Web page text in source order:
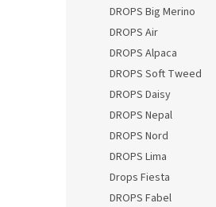
DROPS Big Merino
DROPS Air
DROPS Alpaca
DROPS Soft Tweed
DROPS Daisy
DROPS Nepal
DROPS Nord
DROPS Lima
Drops Fiesta
DROPS Fabel